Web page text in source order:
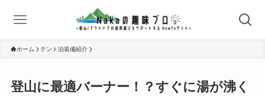
ホーム テント泊装備紹介
登山に最適バーナー！？すぐに湯が沸く